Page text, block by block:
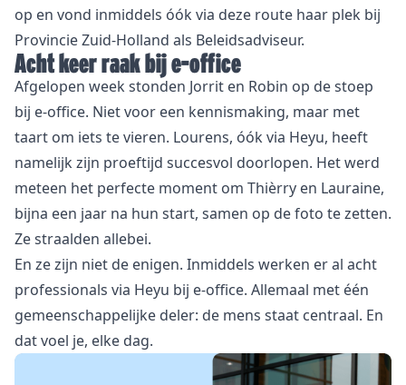
op en vond inmiddels óók via deze route haar plek bij
Provincie Zuid-Holland als Beleidsadviseur.
Acht keer raak bij e-office
Afgelopen week stonden Jorrit en Robin op de stoep
bij e-office. Niet voor een kennismaking, maar met
taart om iets te vieren. Lourens, óók via Heyu, heeft
namelijk zijn proeftijd succesvol doorlopen. Het werd
meteen het perfecte moment om Thièrry en Lauraine,
bijna een jaar na hun start, samen op de foto te zetten.
Ze straalden allebei.
En ze zijn niet de enigen. Inmiddels werken er al acht
professionals via Heyu bij e-office. Allemaal met één
gemeenschappelijke deler: de mens staat centraal. En
dat voel je, elke dag.